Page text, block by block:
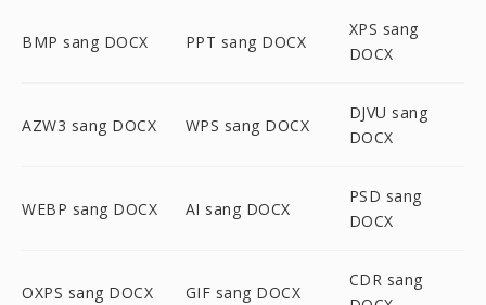
BMP sang DOCX PPT sang DOCX
XPS sang
DOCX
AZW3 sang DOCX WPS sang DOCX
DJVU sang
DOCX
WEBP sang DOCX AI sang DOCX
PSD sang
DOCX
OXPS sang DOCX GIF sang DOCX
CDR sang